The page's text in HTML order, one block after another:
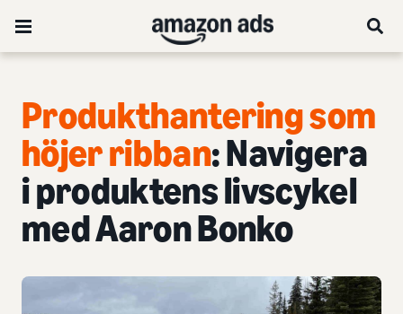
Produkthantering som
höjer ribban: Navigera
i produktens livscykel
med Aaron Bonko